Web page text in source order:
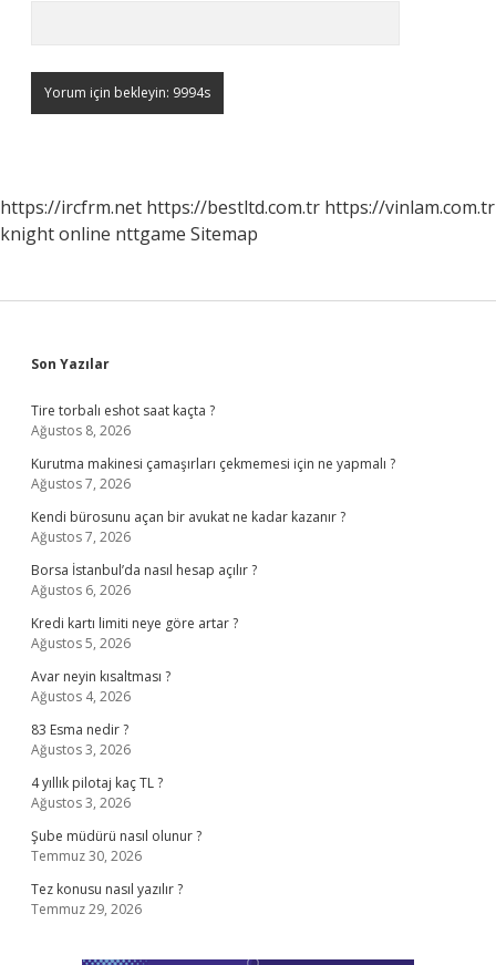
https://ircfrm.net https://bestltd.com.tr https://vinlam.com.tr
knight online nttgame Sitemap
Sidebar
Son Yazılar
Tire torbalı eshot saat kaçta ?
Ağustos 8, 2026
Kurutma makinesi çamaşırları çekmemesi için ne yapmalı ?
Ağustos 7, 2026
Kendi bürosunu açan bir avukat ne kadar kazanır ?
Ağustos 7, 2026
Borsa İstanbul’da nasıl hesap açılır ?
Ağustos 6, 2026
Kredi kartı limiti neye göre artar ?
Ağustos 5, 2026
Avar neyin kısaltması ?
Ağustos 4, 2026
83 Esma nedir ?
Ağustos 3, 2026
4 yıllık pilotaj kaç TL ?
Ağustos 3, 2026
Şube müdürü nasıl olunur ?
Temmuz 30, 2026
Tez konusu nasıl yazılır ?
Temmuz 29, 2026